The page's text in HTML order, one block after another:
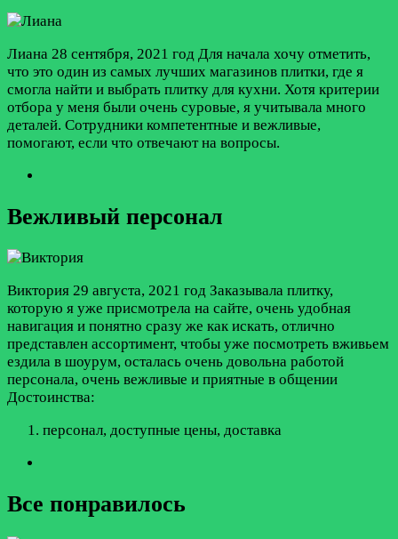
Лиана 28 сентября, 2021 год Для начала хочу отметить,
что это один из самых лучших магазинов плитки, где я
смогла найти и выбрать плитку для кухни. Хотя критерии
отбора у меня были очень суровые, я учитывала много
деталей. Сотрудники компетентные и вежливые,
помогают, если что отвечают на вопросы.
Вежливый персонал
Виктория 29 августа, 2021 год Заказывала плитку,
которую я уже присмотрела на сайте, очень удобная
навигация и понятно сразу же как искать, отлично
представлен ассортимент, чтобы уже посмотреть вживьем
ездила в шоурум, осталась очень довольна работой
персонала, очень вежливые и приятные в общении
Достоинства:
персонал, доступные цены, доставка
Все понравилось